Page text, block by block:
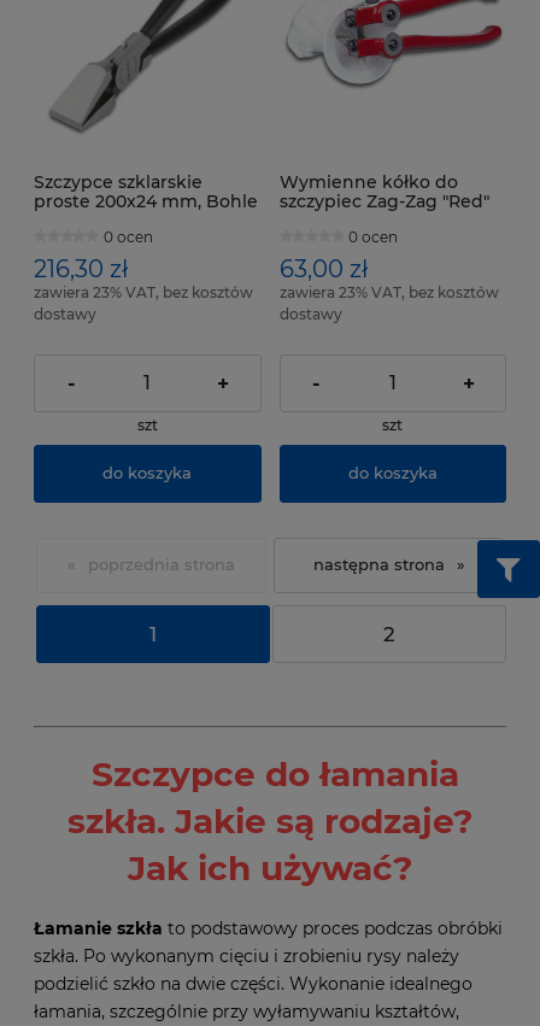
Szczypce szklarskie
proste 200x24 mm, Bohle
0 ocen
216,30 zł
zawiera 23% VAT, bez kosztów
dostawy
- +
szt
do koszyka
Wymienne kółko do
szczypiec Zag-Zag "Red"
0 ocen
63,00 zł
zawiera 23% VAT, bez kosztów
dostawy
- +
szt
do koszyka
«
1 2
»
Szczypce do łamania
szkła. Jakie są rodzaje?
Jak ich używać?
Łamanie szkła to podstawowy proces podczas obróbki
szkła. Po wykonanym cięciu i zrobieniu rysy należy
podzielić szkło na dwie części. Wykonanie idealnego
łamania, szczególnie przy wyłamywaniu kształtów,